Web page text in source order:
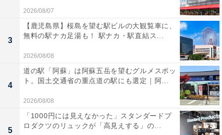
2026/08/07
3
【鹿児島県】桜島を望む駅ビルの大観覧車に、
無料の駅ナカ足湯も！ 駅ナカ・駅直結ス...
2026/08/08
4
道の駅「阿蘇」は阿蘇五岳を望むグルメスポッ
ト。国土交通省の重点道の駅にも選定｜阿...
2026/08/08
5
「1000円には見えなかった」スタンダードプ
ロダクツのリュックが「高見えする」の...